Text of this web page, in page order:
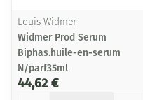
Louis Widmer
Widmer Prod Serum
Biphas.huile-en-serum
N/parf35ml
44,62 €